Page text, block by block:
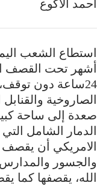
أحمد الاكوع
استطاع الشعب
أشهر تحت القصف
24ساعة دون
الصاروخية
صعدة إلى ساحة
الدمار الشامل
الامريكي أن يقصف
والجسور
الله، يقصفها كما